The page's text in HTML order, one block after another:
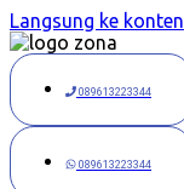
Langsung ke konten
089613223344
089613223344